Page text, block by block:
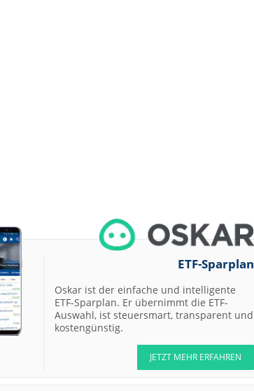
ETF-Sparplan
Oskar ist der einfache und intelligente
ETF-Sparplan. Er übernimmt die ETF-
Auswahl, ist steuersmart, transparent und
kostengünstig.
JETZT MEHR ERFAHREN